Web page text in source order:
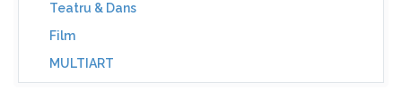
Teatru & Dans
Film
MULTIART